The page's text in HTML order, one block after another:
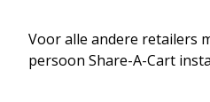
Voor alle andere retailers
persoon Share-A-Cart